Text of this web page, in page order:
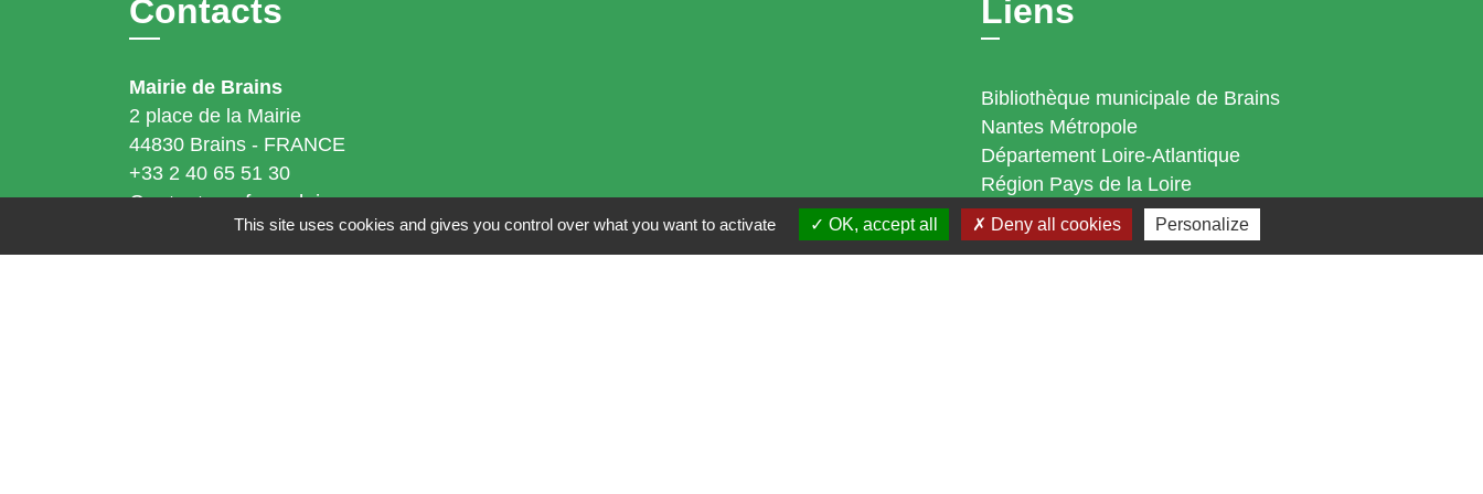
Contacts
Mairie de Brains
2 place de la Mairie
44830 Brains - FRANCE
+33 2 40 65 51 30
Contact par formulaire
Horaires d'ouverture:
Liens
Bibliothèque municipale de Brains
Nantes Métropole
Département Loire-Atlantique
Région Pays de la Loire
Préfecture de la Loire-Atlantique
This site uses cookies and gives you control over what you want to activate OK, accept all Deny all cookies Personalize